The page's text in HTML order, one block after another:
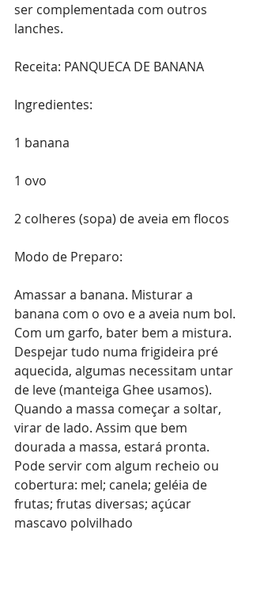
ser complementada com outros
lanches.
Receita: PANQUECA DE BANANA
Ingredientes:
1 banana
1 ovo
2 colheres (sopa) de aveia em flocos
Modo de Preparo:
Amassar a banana. Misturar a
banana com o ovo e a aveia num bol.
Com um garfo, bater bem a mistura.
Despejar tudo numa frigideira pré
aquecida, algumas necessitam untar
de leve (manteiga Ghee usamos).
Quando a massa começar a soltar,
virar de lado. Assim que bem
dourada a massa, estará pronta.
Pode servir com algum recheio ou
cobertura: mel; canela; geléia de
frutas; frutas diversas; açúcar
mascavo polvilhado